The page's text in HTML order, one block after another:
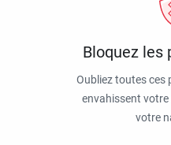
Bloquez les
Oubliez toutes ces
envahissent
votre